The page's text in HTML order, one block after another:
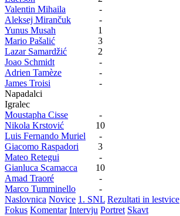
Valentin Mihaila
-
Aleksej Mirančuk
-
Yunus Musah
1
Mario Pašalić
3
Lazar Samardžić
2
Joao Schmidt
-
Adrien Tamèze
-
James Troisi
-
Napadalci
Igralec
Moustapha Cisse
-
Nikola Krstović
10
Luis Fernando Muriel
-
Giacomo Raspadori
3
Mateo Retegui
-
Gianluca Scamacca
10
Amad Traoré
-
Marco Tumminello
-
Naslovnica Novice 1. SNL Rezultati in lestvice
Fokus Komentar Intervju Portret Skavt